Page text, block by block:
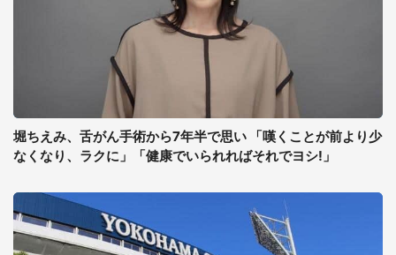
堀ちえみ、舌がん手術から7年半で思い 「嘆くことが前より少
なくなり、ラクに」「健康でいられればそれでヨシ!」